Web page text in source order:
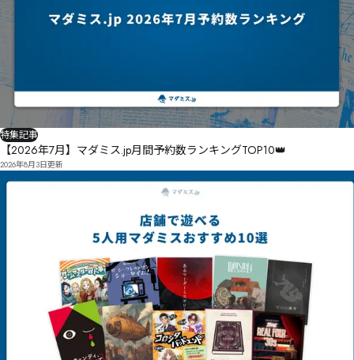
特集記事
【2026年7月】マダミス.jp月間予約数ランキングTOP10👑
2026年8月3日更新